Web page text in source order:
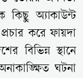
কিছু অ্যাকাউন্ট
করে ফায়দা
বিভিন্ন স্থানে
ঘটনা